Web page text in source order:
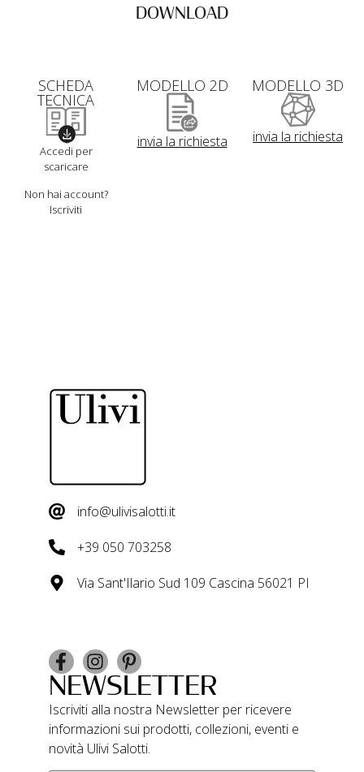
DOWNLOAD
SCHEDA
TECNICA
Accedi per
scaricare
Non hai account?
Iscriviti
MODELLO 2D
invia la richiesta
MODELLO 3D
invia la richiesta
info@ulivisalotti.it
+39 050 703258
Via Sant'Ilario Sud 109 Cascina 56021 PI
NEWSLETTER
Iscriviti alla nostra Newsletter per ricevere
informazioni sui prodotti, collezioni, eventi e
novità Ulivi Salotti.